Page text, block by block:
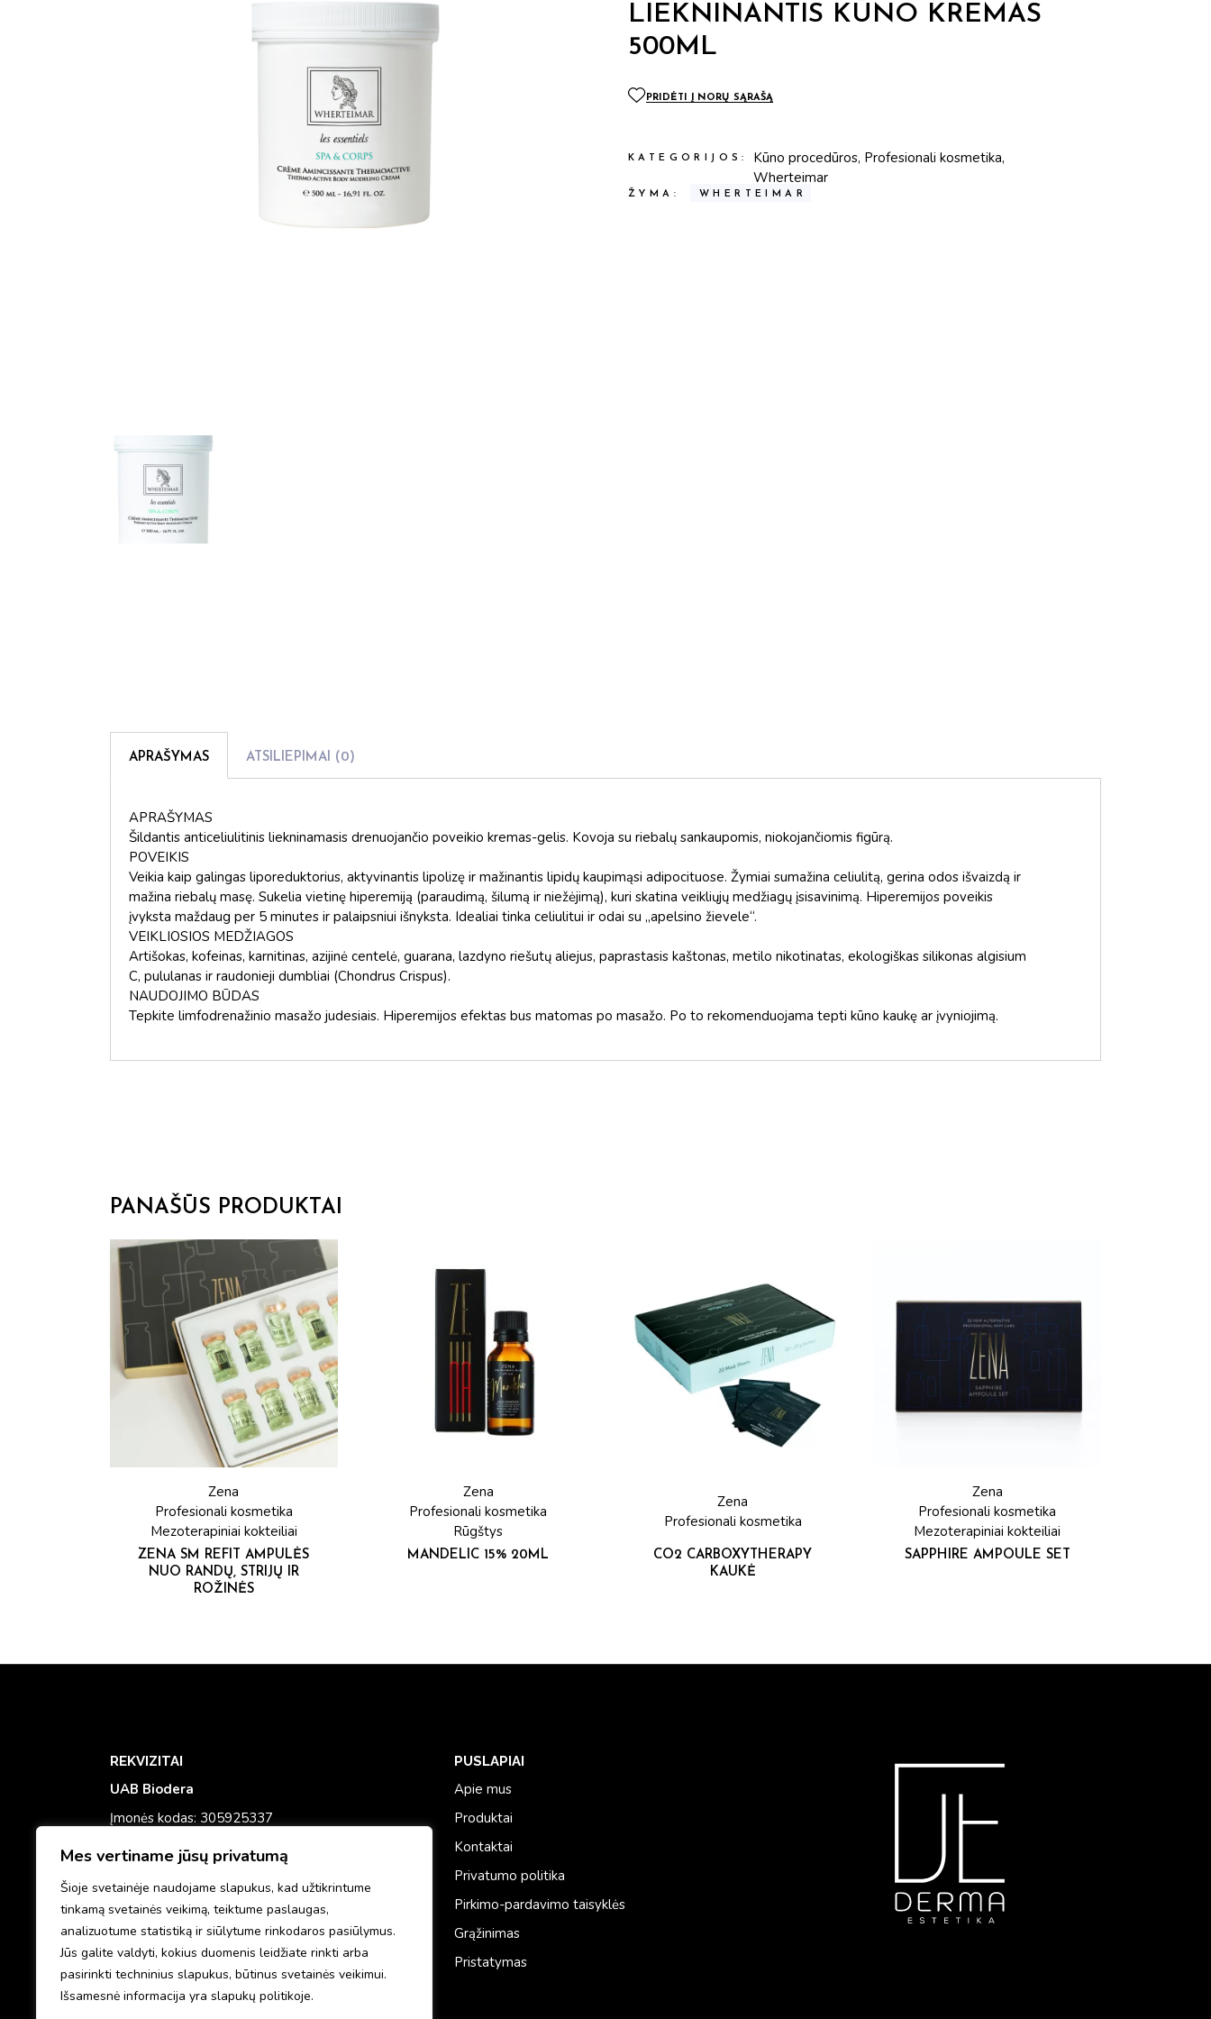
Mes vertiname jūsų privatumą
Šioje svetainėje naudojame slapukus, kad užtikrintume
tinkamą svetainės veikimą, teiktume paslaugas,
analizuotume statistiką ir siūlytume rinkodaros pasiūlymus.
Jūs galite valdyti, kokius duomenis leidžiate rinkti arba
pasirinkti techninius slapukus, būtinus svetainės veikimui.
Išsamesnė informacija yra slapukų politikoje.
Profesionali
kosmetika
LIEKNINANTIS KŪNO KREMAS
500ML
PRIDĖTI Į NORŲ SĄRAŠĄ
KATEGORIJOS: Kūno procedūros, Profesionali kosmetika,
Wherteimar
ŽYMA: WHERTEIMAR
APRAŠYMAS ATSILIEPIMAI (0)
APRAŠYMAS
Šildantis anticeliulitinis liekninamasis drenuojančio poveikio kremas-gelis. Kovoja su riebalų sankaupomis, niokojančiomis figūrą.
POVEIKIS
Veikia kaip galingas liporeduktorius, aktyvinantis lipolizę ir mažinantis lipidų kaupimąsi adipocituose. Žymiai sumažina celiulitą, gerina odos išvaizdą ir
mažina riebalų masę. Sukelia vietinę hiperemiją (paraudimą, šilumą ir niežėjimą), kuri skatina veikliųjų medžiagų įsisavinimą. Hiperemijos poveikis
įvyksta maždaug per 5 minutes ir palaipsniui išnyksta. Idealiai tinka celiulitui ir odai su „apelsino žievele“.
VEIKLIOSIOS MEDŽIAGOS
Artišokas, kofeinas, karnitinas, azijinė centelė, guarana, lazdyno riešutų aliejus, paprastasis kaštonas, metilo nikotinatas, ekologiškas silikonas algisium
C, pululanas ir raudonieji dumbliai (Chondrus Crispus).
NAUDOJIMO BŪDAS
Tepkite limfodrenažinio masažo judesiais. Hiperemijos efektas bus matomas po masažo. Po to rekomenduojama tepti kūno kaukę ar įvyniojimą.
PANAŠŪS PRODUKTAI
Zena
Profesionali kosmetika
Mezoterapiniai kokteiliai
ZENA SM REFIT AMPULĖS
NUO RANDŲ, STRIJŲ IR
ROŽINĖS
Zena
Profesionali kosmetika
Rūgštys
MANDELIC 15% 20ML
Zena
Profesionali kosmetika
CO2 CARBOXYTHERAPY
KAUKĖ
Zena
Profesionali kosmetika
Mezoterapiniai kokteiliai
SAPPHIRE AMPOULE SET
REKVIZITAI
UAB Biodera
Įmonės kodas: 305925337
PVM mokėtojo kodas: LT100015708711
El. paštas:info@dermaestetika.lt
Telefonas:+370 695 46262
PUSLAPIAI
Apie mus
Produktai
Kontaktai
Privatumo politika
Pirkimo-pardavimo taisyklės
Grąžinimas
Pristatymas